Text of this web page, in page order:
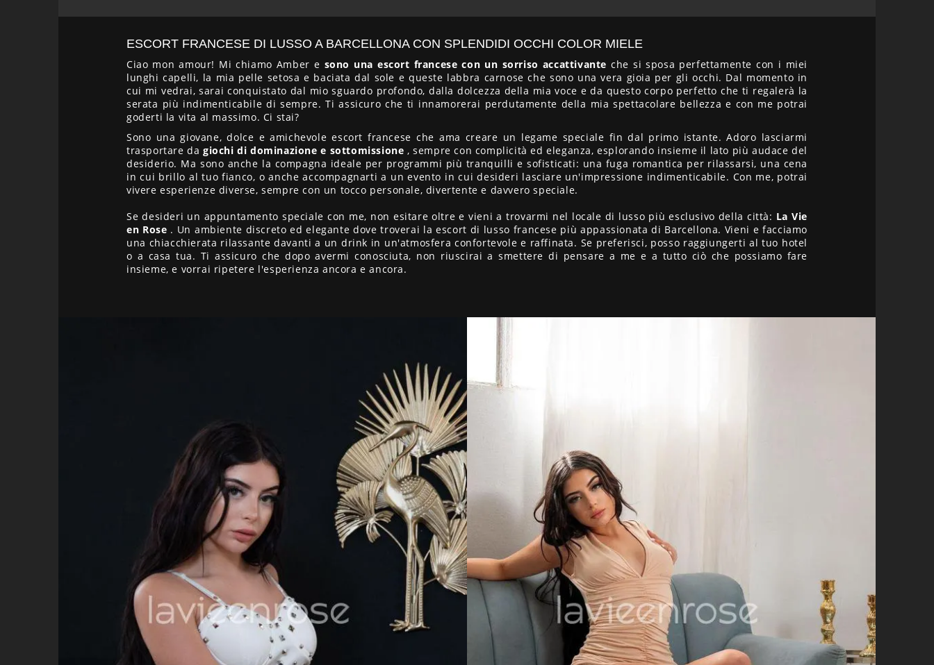
ESCORT FRANCESE DI LUSSO A BARCELLONA CON SPLENDIDI OCCHI COLOR MIELE
Ciao mon amour! Mi chiamo Amber e sono una escort francese con un sorriso accattivante che si sposa perfettamente con i miei
lunghi capelli, la mia pelle setosa e baciata dal sole e queste labbra carnose che sono una vera gioia per gli occhi. Dal momento in
cui mi vedrai, sarai conquistato dal mio sguardo profondo, dalla dolcezza della mia voce e da questo corpo perfetto che ti regalerà la
serata più indimenticabile di sempre. Ti assicuro che ti innamorerai perdutamente della mia spettacolare bellezza e con me potrai
goderti la vita al massimo. Ci stai?
Sono una giovane, dolce e amichevole escort francese che ama creare un legame speciale fin dal primo istante. Adoro lasciarmi
trasportare dagiochi di dominazione e sottomissione , sempre con complicità ed eleganza, esplorando insieme il lato più audace del
desiderio. Ma sono anche la compagna ideale per programmi più tranquilli e sofisticati: una fuga romantica per rilassarsi, una cena
in cui brillo al tuo fianco, o anche accompagnarti a un evento in cui desideri lasciare un'impressione indimenticabile. Con me, potrai
vivere esperienze diverse, sempre con un tocco personale, divertente e davvero speciale.
Se desideri un appuntamento speciale con me, non esitare oltre e vieni a trovarmi nel locale di lusso più esclusivo della città: La Vie
en Rose . Un ambiente discreto ed elegante dove troverai la escort di lusso francese più appassionata di Barcellona. Vieni e facciamo
una chiacchierata rilassante davanti a un drink in un'atmosfera confortevole e raffinata. Se preferisci, posso raggiungerti al tuo hotel
o a casa tua. Ti assicuro che dopo avermi conosciuta, non riuscirai a smettere di pensare a me e a tutto ciò che possiamo fare
insieme, e vorrai ripetere l'esperienza ancora e ancora.